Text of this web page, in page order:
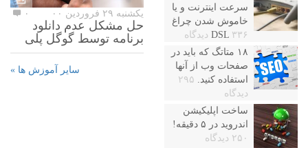
سرعت اینترنت و یا
خاموش شدن چراغ
DSL ۳۳۶ دیدگاه
۱۸ متاتگ که باید در
صفحات وب از آنها
استفاده کنید. ۲۹۵
دیدگاه
ساخت اپلیکیشن
اندروید در ۵ دقیقه!
۲۵۰ دیدگاه
یکشنبه ۲۹ فروردین ۰۰ ۰
حل مشکل عدم دانلود
برنامه توسط گوگل پلی
سایر آموزش ها »